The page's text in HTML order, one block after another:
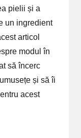
pielii și a
un ingredient
articol
modul în
să încerc
și să îi
acest